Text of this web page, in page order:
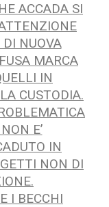
ACCADA SI
NUOVA
MARCA
IN
CUSTODIA.
E’
IN
NON DI
I BECCHI